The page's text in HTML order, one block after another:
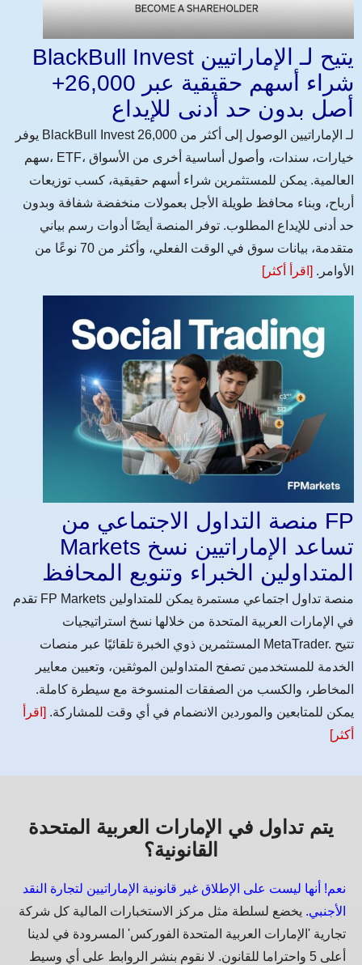
BlackBull Invest يتيح لـ الإماراتيين
شراء أسهم حقيقية عبر 26,000+
أصل بدون حد أدنى للإيداع
يوفر BlackBull Invest لـ الإماراتيين الوصول إلى أكثر من 26,000
سهم، ETF، خيارات، سندات، وأصول أساسية أخرى من الأسواق
العالمية. يمكن للمستثمرين شراء أسهم حقيقية، كسب توزيعات
أرباح، وبناء محافظ طويلة الأجل بعمولات منخفضة شفافة وبدون
حد أدنى للإيداع المطلوب. توفر المنصة أيضًا أدوات رسم بياني
متقدمة، بيانات سوق في الوقت الفعلي، وأكثر من 70 نوعًا من
الأوامر. [اقرأ أكثر]
منصة التداول الاجتماعي من FP
Markets تساعد الإماراتيين نسخ
المتداولين الخبراء وتنويع المحافظ
تقدم FP Markets منصة تداول اجتماعي مستمرة يمكن للمتداولين
في الإمارات العربية المتحدة من خلالها نسخ استراتيجيات
المستثمرين ذوي الخبرة تلقائيًا عبر منصات MetaTrader. تتيح
الخدمة للمستخدمين تصفح المتداولين الموثقين، وتعيين معايير
المخاطر، والكسب من الصفقات المنسوخة مع سيطرة كاملة.
يمكن للمتابعين والموردين الانضمام في أي وقت للمشاركة.
[اقرأ
أكثر]
يتم تداول في الإمارات العربية المتحدة
القانونية؟
نعم! أنها ليست على الإطلاق غير قانونية الإماراتيين لتجارة النقد
الأجنبي. يخضع لسلطة مثل مركز الاستخبارات المالية كل شركة
تجارية 'الإمارات العربية المتحدة الفوركس' المسرودة في لدينا
أعلى 5 واحتراما للقانون. لا نقوم بنشر الروابط على أي وسيط